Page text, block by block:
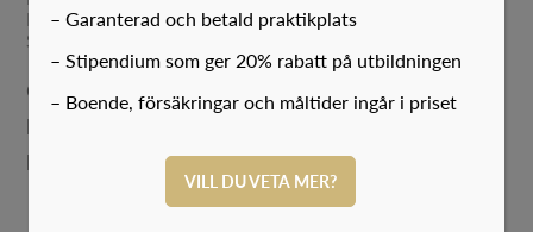
BHMS
Luzern
Språk: Engelska
Ge dig hän åt din passion för de sötare sakerna i
livet och lär dig den sofistikerade konsten med
konditori, choklad och bageri
– Garanterad och betald praktikplats
– Stipendium som ger 20% rabatt på utbildningen
– Boende, försäkringar och måltider ingår i priset
VILL DU VETA MER?